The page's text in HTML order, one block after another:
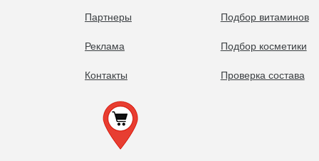
Партнеры
Реклама
Контакты
Подбор витаминов
Подбор косметики
Проверка состава